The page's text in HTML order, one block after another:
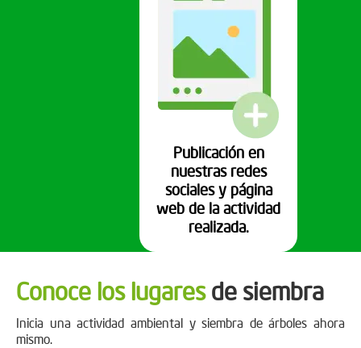
Publicación en
nuestras redes
sociales y página
web de la actividad
realizada.
Conoce los lugaresde siembra
Inicia una actividad ambiental y siembra de árboles ahora
mismo.